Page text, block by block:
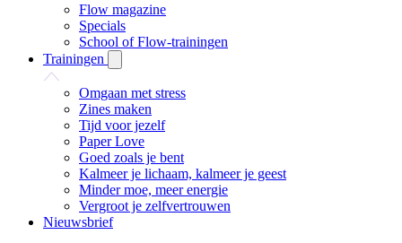
Flow magazine
Specials
School of Flow-trainingen
Trainingen
Omgaan met stress
Zines maken
Tijd voor jezelf
Paper Love
Goed zoals je bent
Kalmeer je lichaam, kalmeer je geest
Minder moe, meer energie
Vergroot je zelfvertrouwen
Nieuwsbrief